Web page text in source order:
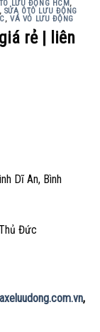
LƯU ĐỘNG HCM,
, SỬA ÔTÔ LƯU ĐỘNG
,VÁ VỎ LƯU ĐỘNG
rẻ | liên
Dĩ An, Bình
Đức
,